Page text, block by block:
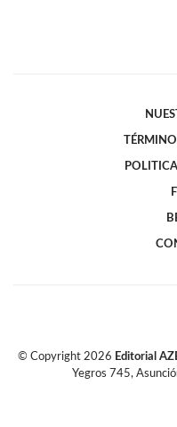
© Copyright 2026 Editorial
Yegros 745,